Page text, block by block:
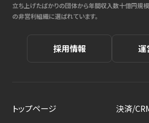
立ち上げたばかりの団体から年間収入数十億円規
の非営利組織に選ばれています。
採用情報 運
トップページ
決済/